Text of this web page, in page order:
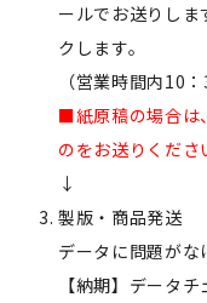
ールでお送りしま
クします。
（営業時間内10
■紙原稿の場合は
のをお送りくださ
↓
製版・商品発送
データに問題がな
【納期】データ